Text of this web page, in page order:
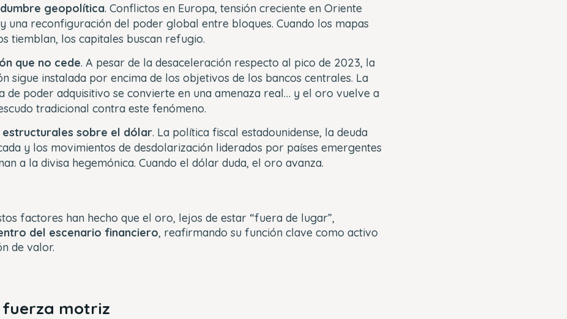
geopolítica. Conflictos en Europa, tensión creciente en Oriente
una reconfiguración del poder global entre bloques. Cuando los mapas
tiemblan, los capitales buscan refugio.
que no cede. A pesar de la desaceleración respecto al pico de 2023, la
sigue instalada por encima de los objetivos de los bancos centrales. La
de poder adquisitivo se convierte en una amenaza real… y el oro vuelve a
tradicional contra este fenómeno.
estructurales sobre el dólar. La política fiscal estadounidense, la deuda
y los movimientos de desdolarización liderados por países emergentes
a la divisa hegemónica. Cuando el dólar duda, el oro avanza.
factores han hecho que el oro, lejos de estar “fuera de lugar”,
del escenario financiero, reafirmando su función clave como activo
de valor.
fuerza motriz